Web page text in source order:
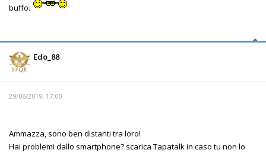
buffo.
Edo_88
29/06/2019, 17:00
Ammazza, sono ben distanti tra loro!
Hai problemi dallo smartphone? scarica Tapatalk in caso tu non lo